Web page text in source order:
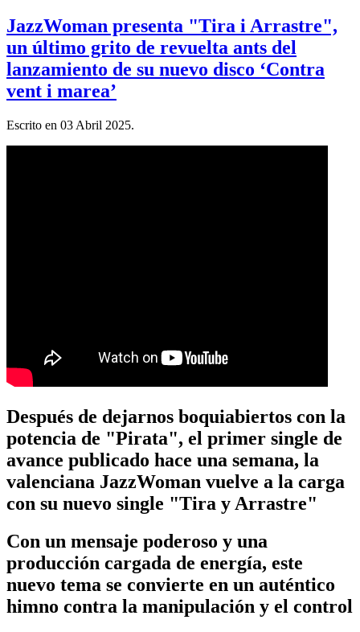
JazzWoman presenta "Tira i Arrastre",
un último grito de revuelta ants del
lanzamiento de su nuevo disco ‘Contra
vent i marea’
Escrito en 03 Abril 2025.
Después de dejarnos boquiabiertos con la
potencia de "Pirata", el primer single de
avance publicado hace una semana, la
valenciana JazzWoman vuelve a la carga
con su nuevo single "Tira y Arrastre"
Con un mensaje poderoso y una
producción cargada de energía, este
nuevo tema se convierte en un auténtico
himno contra la manipulación y el control